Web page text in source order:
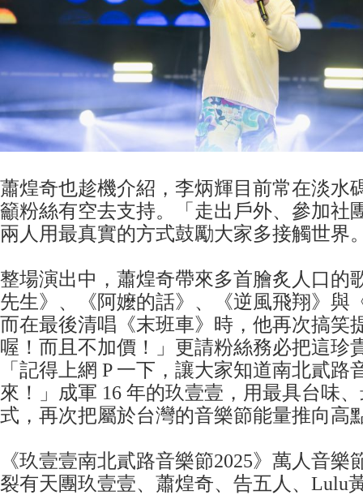
蕭煌奇也趁機介紹，李炳輝目前常在淡水
籲粉絲有空去支持。「走出戶外、參加社
兩人用最真實的方式鼓勵大家多接觸世界
整場演出中，蕭煌奇帶來多首膾炙人口的
先生》、《阿嬤的話》、《逆風飛翔》與
而在最後清唱《末班車》時，他再次搞笑
喔！而且不加價！」更請粉絲務必把這珍
「記得上網 P 一下，讓大家知道南北貳路
來！」成軍 16 年的玖壹壹，用最具台味
式，再次把屬於台灣的音樂節能量推向高
《玖壹壹南北貳路音樂節2025》萬人音樂
裂有天團玖壹壹、蕭煌奇、告五人、Lulu